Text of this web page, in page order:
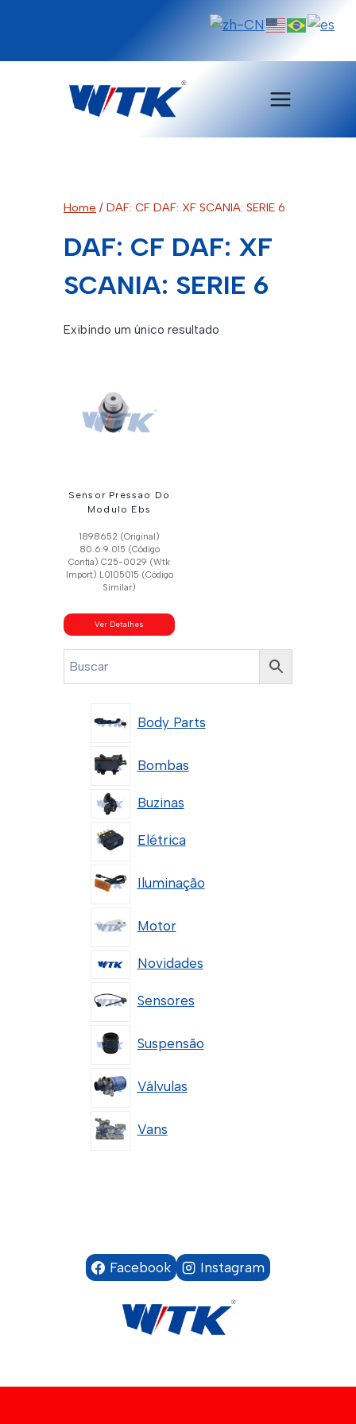
Home / DAF: CF DAF: XF SCANIA: SERIE 6
DAF: CF DAF: XF
SCANIA: SERIE 6
Exibindo um único resultado
Sensor Pressao Do
Modulo Ebs
1898652 (Original)
80.6.9.015 (Código
Confia) C25-0029 (Wtk
Import) L0105015 (Código
Similar)
Ver Detalhes
Body Parts
Bombas
Buzinas
Elétrica
Iluminação
Motor
Novidades
Sensores
Suspensão
Válvulas
Vans
Facebook Instagram